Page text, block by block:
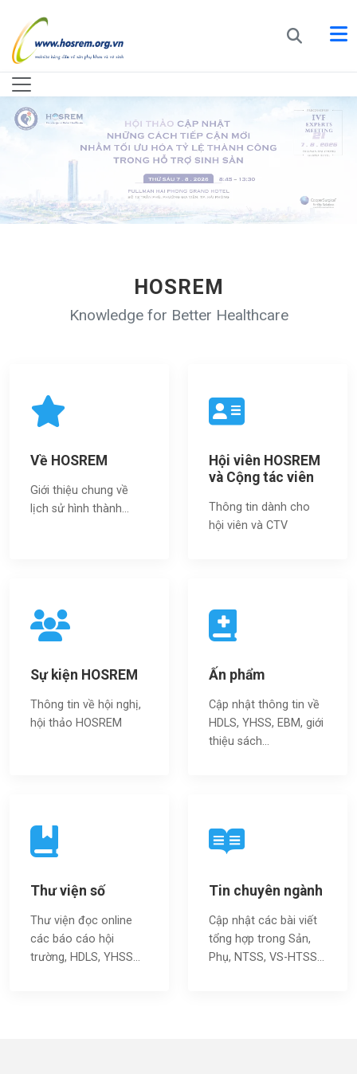
HOSREM
Knowledge for Better Healthcare
Về HOSREM
Giới thiệu chung về
lịch sử hình thành...
Hội viên HOSREM
và Cộng tác viên
Thông tin dành cho
hội viên và CTV
Sự kiện HOSREM
Thông tin về hội nghị,
hội thảo HOSREM
Ấn phẩm
Cập nhật thông tin về
HDLS, YHSS, EBM, giới
thiệu sách…
Thư viện số
Thư viện đọc online
các báo cáo hội
trường, HDLS, YHSS…
Tin chuyên ngành
Cập nhật các bài viết
tổng hợp trong Sản,
Phụ, NTSS, VS-HTSS...